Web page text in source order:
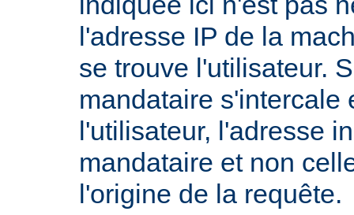
l'adresse IP de la
se trouve l'utilisateur.
mandataire s'intercale
l'utilisateur, l'adresse
mandataire et non
l'origine de la requête.